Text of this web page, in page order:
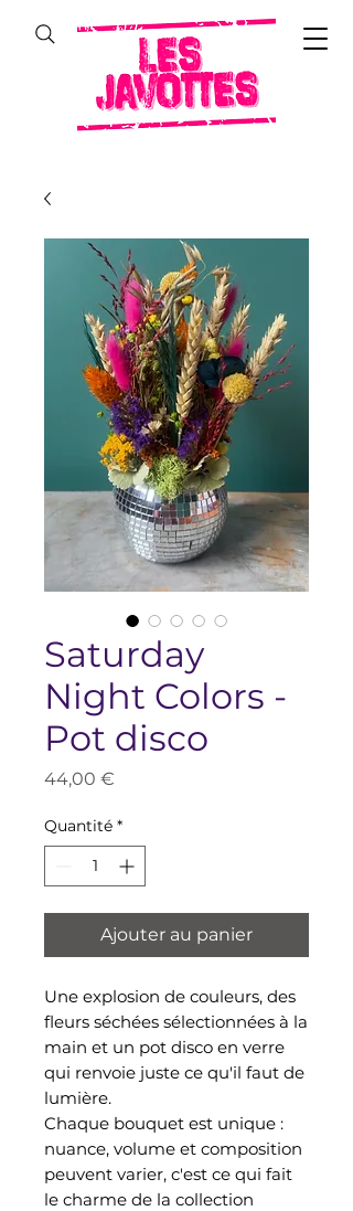
Saturday
Night Colors -
Pot disco
44,00 €
Quantité *
Ajouter au panier
Une explosion de couleurs, des
fleurs séchées sélectionnées à la
main et un pot disco en verre
qui renvoie juste ce qu'il faut de
lumière.
Chaque bouquet est unique :
nuance, volume et composition
peuvent varier, c'est ce qui fait
le charme de la collection